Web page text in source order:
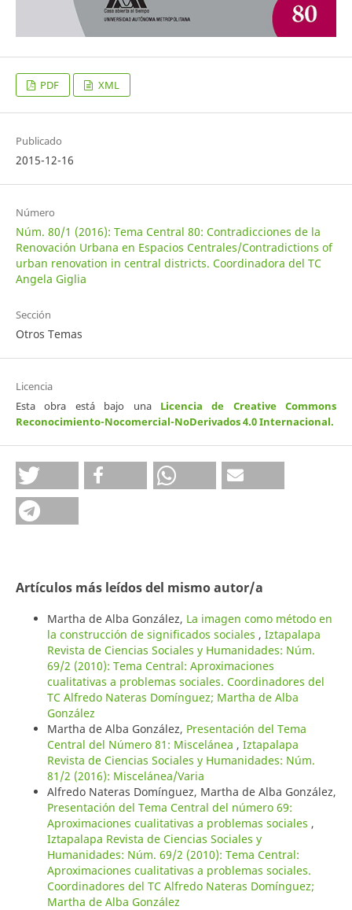
PDF XML
Publicado
2015-12-16
Número
Núm. 80/1 (2016): Tema Central 80: Contradicciones de la
Renovación Urbana en Espacios Centrales/Contradictions of
urban renovation in central districts. Coordinadora del TC
Angela Giglia
Sección
Otros Temas
Licencia
Esta obra está bajo una Licencia de Creative Commons
Reconocimiento-Nocomercial-NoDerivados 4.0 Internacional.
Artículos más leídos del mismo autor/a
Martha de Alba González, La imagen como método en
la construcción de significados sociales , Iztapalapa
Revista de Ciencias Sociales y Humanidades: Núm.
69/2 (2010): Tema Central: Aproximaciones
cualitativas a problemas sociales. Coordinadores del
TC Alfredo Nateras Domínguez; Martha de Alba
González
Martha de Alba González, Presentación del Tema
Central del Número 81: Miscelánea , Iztapalapa
Revista de Ciencias Sociales y Humanidades: Núm.
81/2 (2016): Miscelánea/Varia
Alfredo Nateras Domínguez, Martha de Alba González,
Presentación del Tema Central del número 69:
Aproximaciones cualitativas a problemas sociales ,
Iztapalapa Revista de Ciencias Sociales y
Humanidades: Núm. 69/2 (2010): Tema Central:
Aproximaciones cualitativas a problemas sociales.
Coordinadores del TC Alfredo Nateras Domínguez;
Martha de Alba González